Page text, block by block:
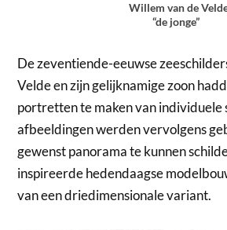
Willem van de
“de jonge”
De zeventiende-eeuwse
Velde en zijn gelijknamige zoon
portretten te maken van individuele
afbeeldingen werden vervolgens
gewenst panorama te kunnen
inspireerde hedendaagse
van een driedimensionale variant.